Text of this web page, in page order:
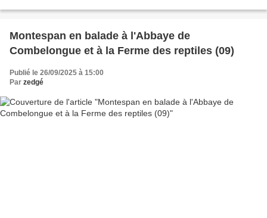
Montespan en balade à l'Abbaye de
Combelongue et à la Ferme des reptiles (09)
Publié le 26/09/2025 à 15:00
Par zedgé